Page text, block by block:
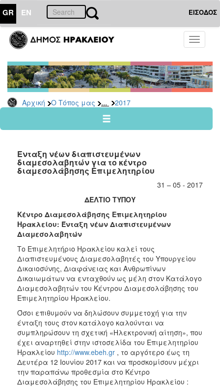
GR EN ΕΙΣΟΔΟΣ
Toggle
Αρχική Ο Τόπος μας ... 2017
ΤΟΠΟΣ
ΜΑΣ
Ανακοινώσεις
Αρχείο
2026
2024
2022
2021
2018
2017
2016
2015
2012
2011
ΔΗΜΟΣ
ΠΟΛΙΤΙΣΜΟΣ
Ένταξη νέων διαπιστευμένων
διαμεσολαβητών για το κέντρο
διαμεσολάβησης Επιμελητηρίου
31 – 05 - 2017
ΔΕΛΤΙΟ ΤΥΠΟΥ
Κέντρο Διαμεσολάβησης Επιμελητηρίου
Ηρακλείου: Ένταξη νέων Διαπιστευμένων
Διαμεσολαβητών
Το Επιμελητήριο Ηρακλείου καλεί τους
Διαπιστευμένους Διαμεσολαβητές του Υπουργείου
Δικαιοσύνης, Διαφάνειας και Ανθρωπίνων
Δικαιωμάτων να ενταχθούν ως μέλη στον Κατάλογο
Διαμεσολαβητών του Κέντρου Διαμεσολάβησης του
Επιμελητηρίου Ηρακλείου.
Όσοι επιθυμούν να δηλώσουν συμμετοχή για την
ένταξη τους στον κατάλογο καλούνται να
συμπληρώσουν τη σχετική «Ηλεκτρονική αίτηση», που
έχει αναρτηθεί στην ιστοσελίδα του Επιμελητηρίου
Ηρακλείου http://www.ebeh.gr , το αργότερο έως τη
Δευτέρα 12 Ιουνίου 2017 και να προσκομίσουν μέχρι
την παραπάνω προθεσμία στο Κέντρο
Διαμεσολάβησης του Επιμελητηρίου Ηρακλείου :